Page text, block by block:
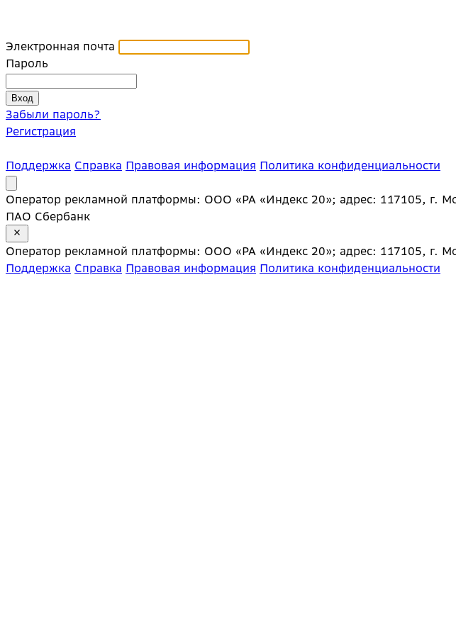
Электронная почта
Пароль
Забыли пароль?
Регистрация
Поддержка Справка Правовая информация Политика конфиденциальности
Оператор рекламной платформы: ООО «РА «Индекс 20»; адрес: 117105, г.
ПАО Сбербанк
Оператор рекламной платформы: ООО «РА «Индекс 20»; адрес: 117105, г.
Поддержка Справка Правовая информация Политика конфиденциальности